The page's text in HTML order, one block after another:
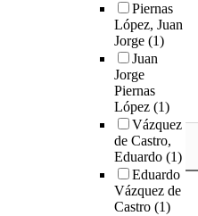
Piernas
López, Juan
Jorge (1)
Juan
Jorge
Piernas
López (1)
Vázquez
de Castro,
Eduardo (1)
Eduardo
Vázquez de
Castro (1)